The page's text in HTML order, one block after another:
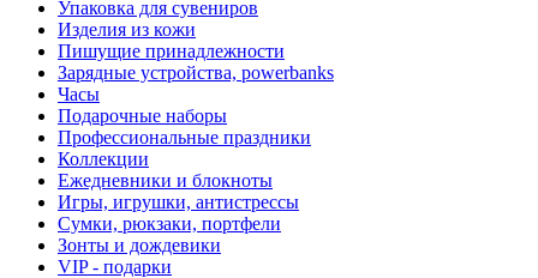
Упаковка для сувениров
Изделия из кожи
Пишущие принадлежности
Зарядные устройства, powerbanks
Часы
Подарочные наборы
Профессиональные праздники
Коллекции
Ежедневники и блокноты
Игры, игрушки, антистрессы
Сумки, рюкзаки, портфели
Зонты и дождевики
VIP - подарки